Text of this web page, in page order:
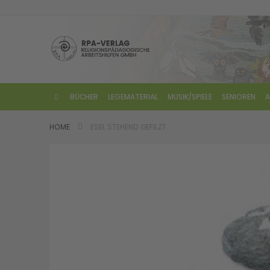
BÜCHER LEGEMATERIAL MUSIK/SPIELE SENIOREN
HOME ESEL STEHEND GEFILZT